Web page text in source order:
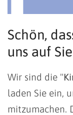
Schön,
uns auf
Wir sind die "
laden Sie ein,
mitzumachen.